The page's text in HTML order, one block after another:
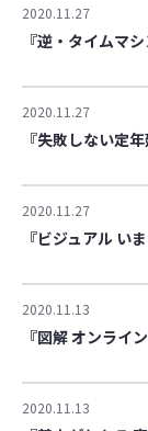
2020.11.27
『逆・タイムマ
2020.11.27
『失敗しない定
2020.11.27
『ビジュアル い
2020.11.13
『図解 オンライ
2020.11.13